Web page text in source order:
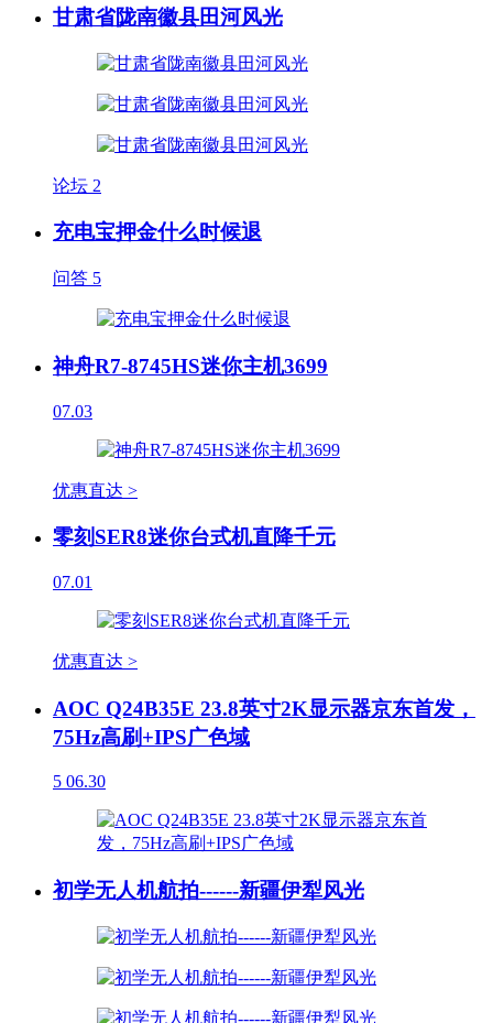
甘肃省陇南徽县田河风光
论坛 2
充电宝押金什么时候退
问答 5
神舟R7-8745HS迷你主机3699
07.03
优惠直达 >
零刻SER8迷你台式机直降千元
07.01
优惠直达 >
AOC Q24B35E 23.8英寸2K显示器京东首发，
75Hz高刷+IPS广色域
5 06.30
初学无人机航拍------新疆伊犁风光